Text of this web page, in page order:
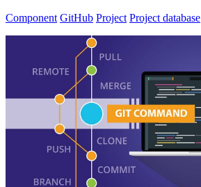
Component GitHub Project Project database